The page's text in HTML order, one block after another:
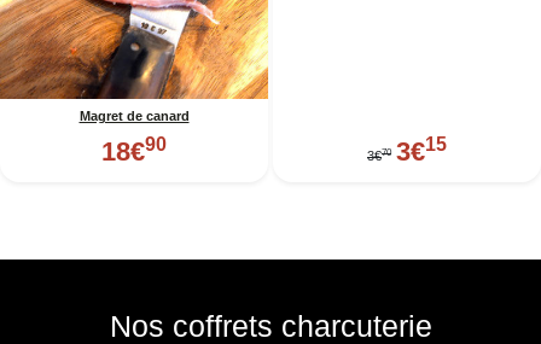
Magret de canard
18€90
3€70 3€15
Nos coffrets charcuterie